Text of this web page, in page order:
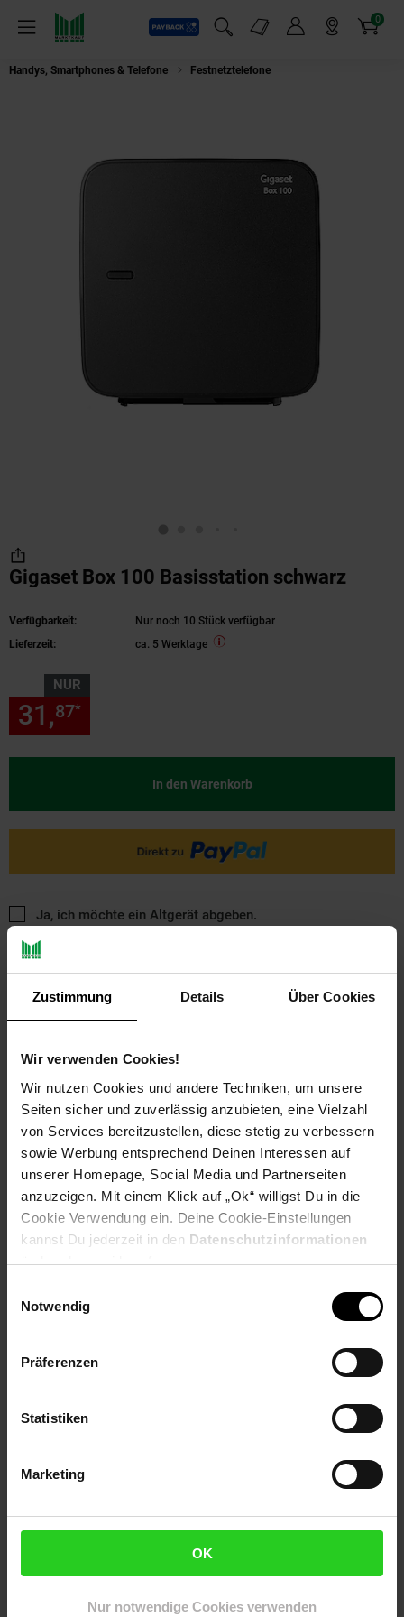
Zustimmung Details Über Cookies
Wir verwenden Cookies!
Wir nutzen Cookies und andere Techniken, um unsere
Seiten sicher und zuverlässig anzubieten, eine Vielzahl
von Services bereitzustellen, diese stetig zu verbessern
sowie Werbung entsprechend Deinen Interessen auf
unserer Homepage, Social Media und Partnerseiten
anzuzeigen. Mit einem Klick auf „Ok“ willigst Du in die
Cookie Verwendung ein. Deine Cookie-Einstellungen
kannst Du jederzeit in den Datenschutzinformationen
ändern bzw. widerrufen.
Notwendig
Präferenzen
Statistiken
Marketing
OK
Nur notwendige Cookies verwenden
Menü
Payback
Suchfeld einblenden
Markt-Angebote 0
Artikel
Handys, Smartphones & Telefone Festnetztelefone
Gigaset Box 100 Basisstation schwarz
Verfügbarkeit:
Nur noch 10 Stück verfügbar
Lieferzeit:
ca. 5 Werktage
NUR
31,87*
In den Warenkorb
Ja, ich möchte ein Altgerät abgeben.
PAYBACK
Basis°Punkte:
Extra°Punkte:
0
Produktbeschreibung
Mobilteilen.Einfache Bedienung über angemeldete Mobilteile.
EAN: 4250366854373
Herstellerinformationen
Altgeräterücknahme